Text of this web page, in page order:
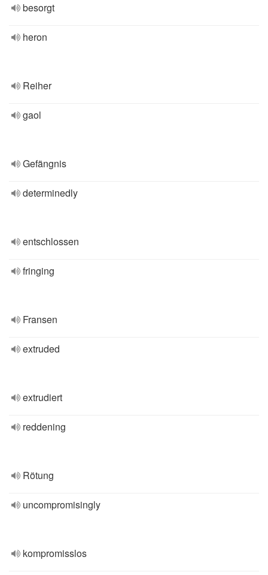
besorgt
heron
Reiher
gaol
Gefängnis
determinedly
entschlossen
fringing
Fransen
extruded
extrudiert
reddening
Rötung
uncompromisingly
kompromisslos